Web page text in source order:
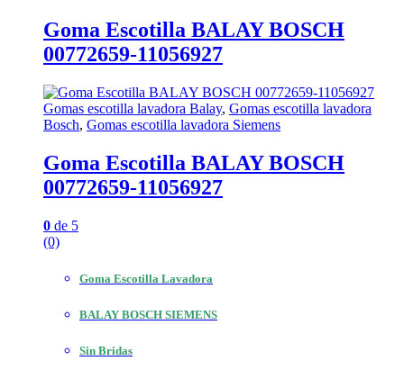
Goma Escotilla BALAY BOSCH
00772659-11056927
Gomas escotilla lavadora Balay, Gomas escotilla lavadora
Bosch, Gomas escotilla lavadora Siemens
Goma Escotilla BALAY BOSCH
00772659-11056927
0 de 5
(0)
Goma Escotilla Lavadora
BALAY BOSCH SIEMENS
Sin Bridas